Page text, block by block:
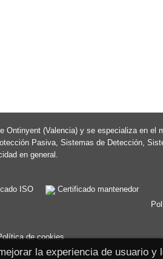
la experiencia de usuario
Ontinyent (Valencia) y se especializa en
Pasiva, Sistemas de Detección,
en general.
ISO
Certificado mantenedor
de cookies